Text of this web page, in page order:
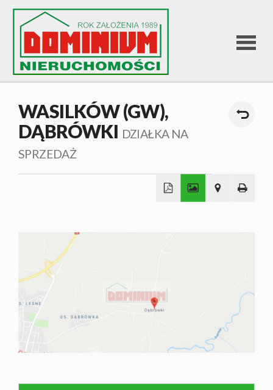
STRONA
NAJMU
CO
WASILKÓW (GW),
DĄBRÓWKI DZIAŁKA NA
SPRZEDAŻ